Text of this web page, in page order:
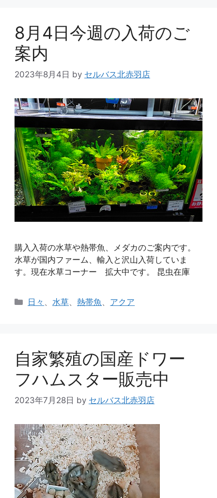
8月4日今週の入荷のご
案内
2023年8月4日 by セルバス北赤羽店
購入入荷の水草や熱帯魚、メダカのご案内です。
水草が国内ファーム、輸入と沢山入荷していま
す。現在水草コーナー 拡大中です。 昆虫在庫
カ
日々 、 水草、熱帯魚 、 アクア
自家繁殖の国産ドワー
フハムスター販売中
2023年7月28日 by セルバス北赤羽店